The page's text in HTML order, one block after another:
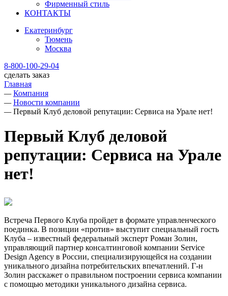
Фирменный стиль
КОНТАКТЫ
Екатеринбург
Тюмень
Москва
8-800-100-29-04
сделать заказ
Главная
— Компания
— Новости компании
— Первый Клуб деловой репутации: Сервиса на Урале нет!
Первый Клуб деловой
репутации: Сервиса на Урале
нет!
Встреча Первого Клуба пройдет в формате управленческого
поединка. В позиции «против» выступит специальный гость
Клуба – известный федеральный эксперт Роман Золин,
управляющий партнер консалтинговой компании Service
Design Agency в России, специализирующейся на создании
уникального дизайна потребительских впечатлений. Г-н
Золин расскажет о правильном построении сервиса компании
с помощью методики уникального дизайна сервиса.